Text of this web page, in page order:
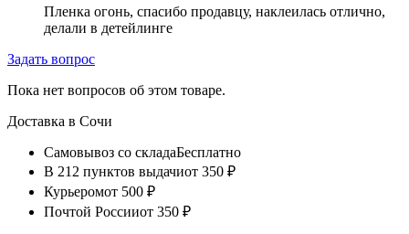
Пленка огонь, спасибо продавцу, наклеилась отлично,
делали в детейлинге
Задать вопрос
Пока нет вопросов об этом товаре.
Доставка в Сочи
Самовывоз со складаБесплатно
В 212 пунктов выдачиот 350 ₽
Курьеромот 500 ₽
Почтой Россииот 350 ₽